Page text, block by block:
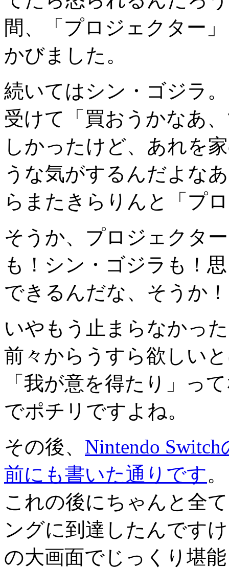
間、「プロジェクター
かびました。
続いてはシン・ゴジラ
受けて「買おうかなあ
しかったけど、あれを
うな気がするんだよな
らまたきらりんと「プ
そうか、プロジェクタ
も！シン・ゴジラも！
できるんだな、そうか
いやもう止まらなかっ
前々からうすら欲しい
「我が意を得たり」っ
でポチリですよね。
その後、 Nintendo
前にも書いた通りです。
これの後にちゃんと全
ングに到達したんです
の大画面でじっくり堪